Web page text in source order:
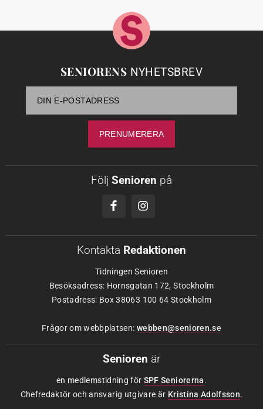
SENIORENS NYHETSBREV
Följ Senioren på
Kontakta Redaktionen
Tidningen Senioren
Besöksadress: Hornsgatan 172, Stockholm
Postadress: Box 38063 100 64 Stockholm
Frågor om webbplatsen: webben@senioren.se
Senioren är
en medlemstidning för SPF Seniorerna.
Chefredaktör och ansvarig utgivare är Kristina Adolfsson.